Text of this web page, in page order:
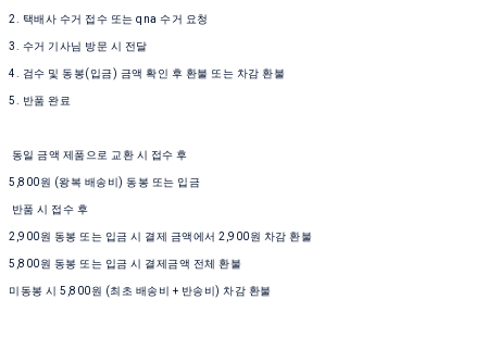
2. 택배사 수거 접수 또는 qna 수거 요청
3. 수거 기사님 방문 시 전달
4. 검수 및 동봉(입금) 금액 확인 후 환불 또는 차감 환불
5. 반품 완료
동일 금액 제품으로 교환 시 접수 후
5,800원 (왕복 배송비) 동봉 또는 입금
반품 시 접수 후
2,900원 동봉 또는 입금 시 결제 금액에서 2,900원 차감 환불
5,800원 동봉 또는 입금 시 결제금액 전체 환불
미동봉 시 5,800원 (최초 배송비 + 반송비) 차감 환불